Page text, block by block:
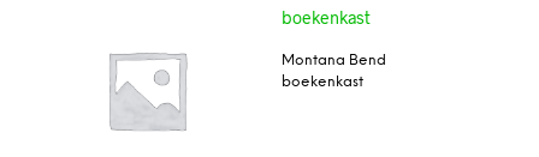
Montana Bend
boekenkast